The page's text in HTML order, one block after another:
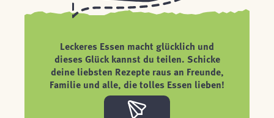
Leckeres Essen macht glücklich und
dieses Glück kannst du teilen. Schicke
deine liebsten Rezepte raus an Freunde,
Familie und alle, die tolles Essen lieben!